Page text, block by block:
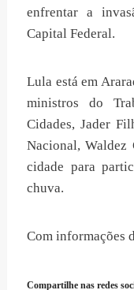
enfrentar a
Capital Federal.
Lula está em
ministros do
Cidades, Jader
Nacional, Waldez
cidade para
chuva.
Com informações
Compartilhe nas redes